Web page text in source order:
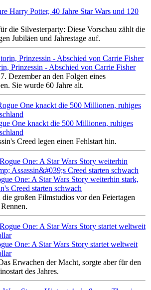
Harry Potter, 40 Jahre Star Wars und 120
die Silvesterparty: Diese Vorschau zählt die
Jubiläen und Jahrestage auf.
Prinzessin - Abschied von Carrie Fisher
Dezember an den Folgen eines
Sie wurde 60 Jahre alt.
One knackt die 500 Millionen, ruhiges
Creed legen einen Fehlstart hin.
One: A Star Wars Story weiterhin stark,
Creed starten schwach
großen Filmstudios vor den Feiertagen
One: A Star Wars Story startet weltweit
Erwachen der Macht, sorgte aber für den
des Jahres.